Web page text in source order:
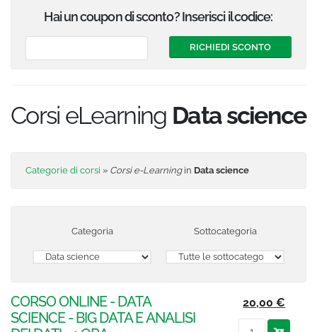
Hai un coupon di sconto? Inserisci il codice:
Corsi eLearning Data science
Categorie di corsi » Corsi e-Learningin Data science
Categoria Sottocategoria
CORSO ONLINE - DATA
SCIENCE - BIG DATA E ANALISI
20,00 €